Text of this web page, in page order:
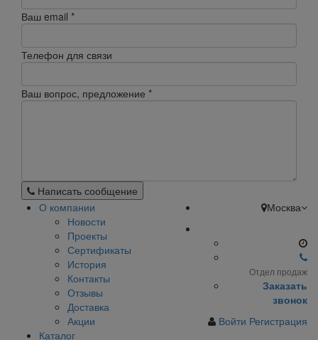
Ваш email *
Телефон для связи
Ваш вопрос, предложение *
Написать сообщение
О компании
Новости
Проекты
Сертификаты
История
Контакты
Отзывы
Доставка
Акции
Каталог
Москва
Отдел продаж
Заказать
звонок
Войти Регистрация